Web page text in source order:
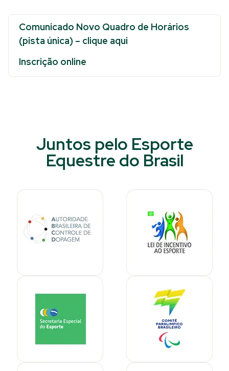
Comunicado Novo Quadro de Horários
(pista única) – clique aqui
Inscrição online
Juntos pelo Esporte
Equestre do Brasil